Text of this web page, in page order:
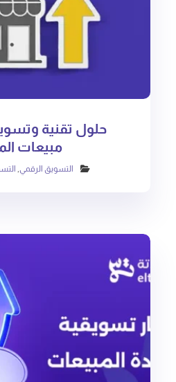
حلول تقنية
مبيعات
التسويق الرقمي